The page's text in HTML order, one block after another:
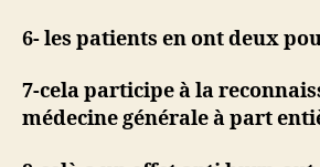
6- les patients en ont deux
7-cela participe à la
médecine générale à part